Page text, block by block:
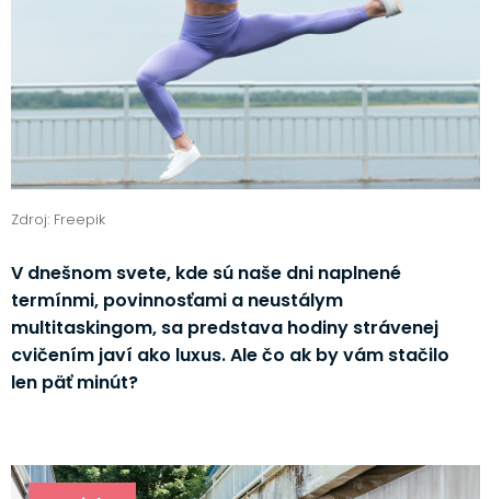
Zdroj: Freepik
V dnešnom svete, kde sú naše dni naplnené
termínmi, povinnosťami a neustálym
multitaskingom, sa predstava hodiny strávenej
cvičením javí ako luxus. Ale čo ak by vám stačilo
len päť minút?